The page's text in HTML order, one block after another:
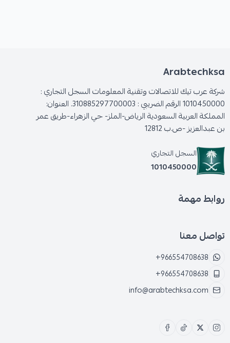
Arabtechksa
شركة عرب تيك للاتصالات وتقنية المعلومات السجل التجاري :
1010450000 الرقم الضريبي : 310885297700003. العنوان:
المملكة العربية السعودية الرياض-الملز- حي الزهراء-طريق عمر
بن عبدالعزيز -ص.ب 12812
السجل التجاري
1010450000
روابط مهمة
تواصل معنا
+966554708638
+966554708638
info@arabtechksa.com